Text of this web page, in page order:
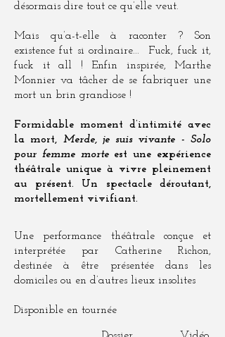
désormais dire tout ce qu’elle veut.
Mais qu’a-t-elle à raconter ? Son
existence fut si ordinaire... Fuck, fuck it,
fuck it all ! Enfin inspirée, Marthe
Monnier va tâcher de se fabriquer une
mort un brin grandiose !
Formidable moment d’intimité avec
la mort, Merde, je suis vivante - Solo
pour femme morteest une expérience
théâtrale unique à vivre pleinement
au présent. Un spectacle déroutant,
mortellement vivifiant.
Une performance théâtrale conçue et
interprétée par Catherine Richon,
destinée à être présentée dans les
domiciles ou en d’autres lieux insolites
Disponible en tournée